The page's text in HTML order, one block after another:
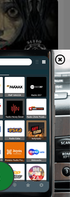
- Pinoy
for Sleep
Podcast